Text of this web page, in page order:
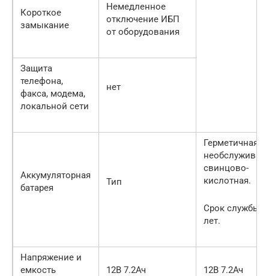
Короткое
замыкание
Немедленное
отключение ИБП
от оборудования
Защита
телефона,
факса, модема,
локальной сети
нет
Аккумуляторная
батарея
Тип
Герметичная
свинцово-
кислотная.
Срок службы
лет.
Напряжение и
емкость
12В 7.2Ач 12В 7.2Ач